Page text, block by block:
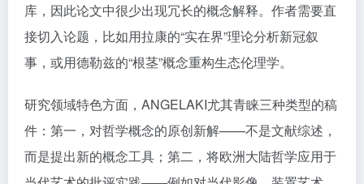
库，因此论文中很少出现冗长的概念解释。作者需要直
接切入论题，比如用拉康的“实在界”理论分析新冠叙
事，或用德勒兹的“根茎”概念重构生态伦理学。
研究领域特色方面，ANGELAKI尤其青睐三种类型的稿
件：第一，对哲学概念的原创新解——不是文献综述，
而是提出新的概念工具；第二，将欧洲大陆哲学应用于